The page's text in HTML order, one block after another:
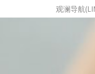
观澜导航